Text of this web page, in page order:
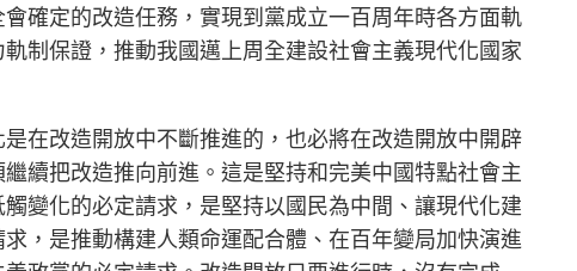
確定的改造任務，實現到黨成立一百周年時各方面軌
制保證，推動我國邁上周全建設社會主義現代化國家
在改造開放中不斷推進的，也必將在改造開放中開辟
續把改造推向前進。這是堅持和完美中國特點社會主
變化的必定請求，是堅持以國民為中間、讓現代化建
，是推動構建人類命運配合體、在百年變局加快演進